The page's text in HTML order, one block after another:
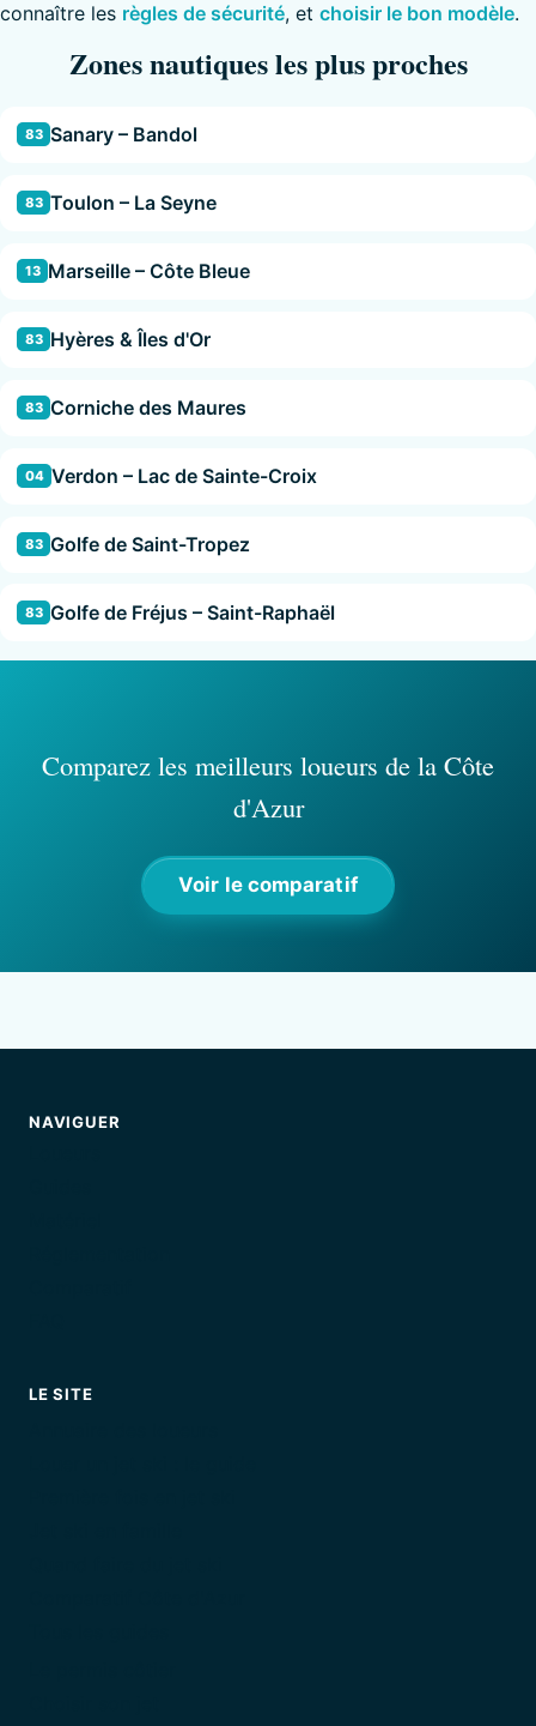
connaître les règles de sécurité, et choisir le bon modèle.
Zones nautiques les plus proches
83 Sanary – Bandol
83 Toulon – La Seyne
13 Marseille – Côte Bleue
83 Hyères & Îles d'Or
83 Corniche des Maures
04 Verdon – Lac de Sainte-Croix
83 Golfe de Saint-Tropez
83 Golfe de Fréjus – Saint-Raphaël
Comparez les meilleurs loueurs de la Côte
d'Azur
Voir le comparatif
NAVIGUER
LE SITE